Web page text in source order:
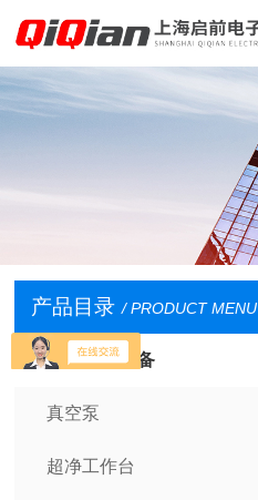
产品目录 / PRODUCT MENU
实验室常规设备
真空泵
超净工作台